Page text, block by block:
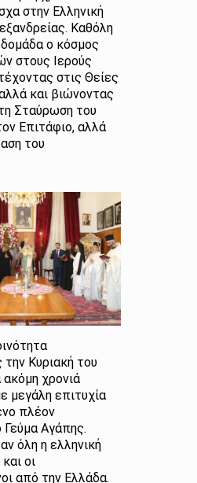
στην Ελληνική
Καθόλη
ο κόσμος
στους Ιερούς
στις Θείες
και βιώνοντας
Σταύρωση του
Επιτάφιο, αλλά
του
την Κυριακή του
ακόμη χρονιά
μεγάλη επιτυχία
πλέον
Γεύμα Αγάπης.
όλη η ελληνική
οι
από την Ελλάδα.